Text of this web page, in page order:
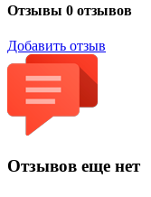
Отзывы 0 отзывов
Добавить отзыв
Отзывов еще нет